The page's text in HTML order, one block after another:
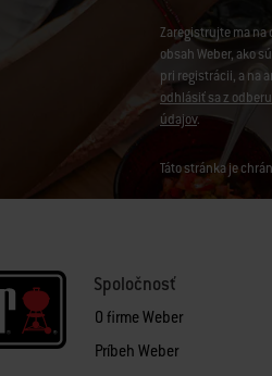
Zaregistrujte ma na
obsah Weber, ako
pri registrácii, a na
odhlásiť sa z
údajov.
Táto stránka je
Spoločnosť
O firme Weber
Príbeh Weber